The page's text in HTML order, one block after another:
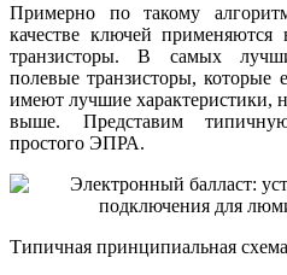
Примерно по такому
качестве ключей применяются
транзисторы. В самых
полевые транзисторы,
имеют лучшие характеристики,
выше. Представим
простого ЭПРА.
Типичная принципиальная